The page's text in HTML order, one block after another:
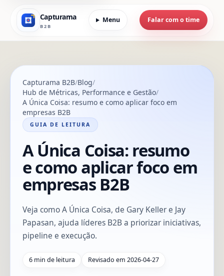
Capturama
B2B
Menu Falar com o time
Capturama B2B Blog
Hub de Métricas, Performance e Gestão
A Única Coisa: resumo e como aplicar foco em
empresas B2B
GUIA DE LEITURA
A Única Coisa: resumo
e como aplicar foco em
empresas B2B
Veja como A Única Coisa, de Gary Keller e Jay
Papasan, ajuda líderes B2B a priorizar iniciativas,
pipeline e execução.
6 min de leitura Revisado em 2026-04-27